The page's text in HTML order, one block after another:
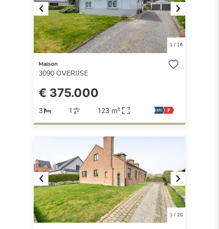
Previous Next
1/ 16
Maison
3090 OVERIJSE
€ 375.000
3 1 123 m²
Previous Next
1/ 20